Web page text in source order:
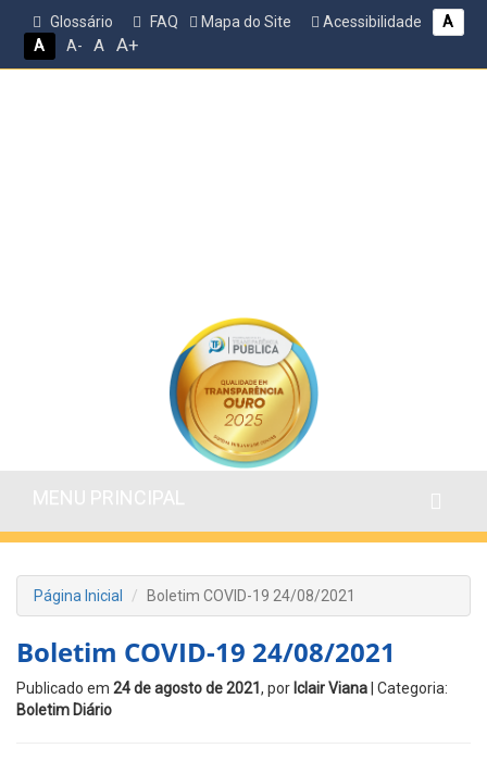
Glossário FAQ Mapa do Site Acessibilidade
A
A
A- A A+
Página Inicial Boletim COVID-19 24/08/2021
Boletim COVID-19 24/08/2021
Publicado em 24 de agosto de 2021 , por Iclair Viana | Categoria:
Boletim Diário